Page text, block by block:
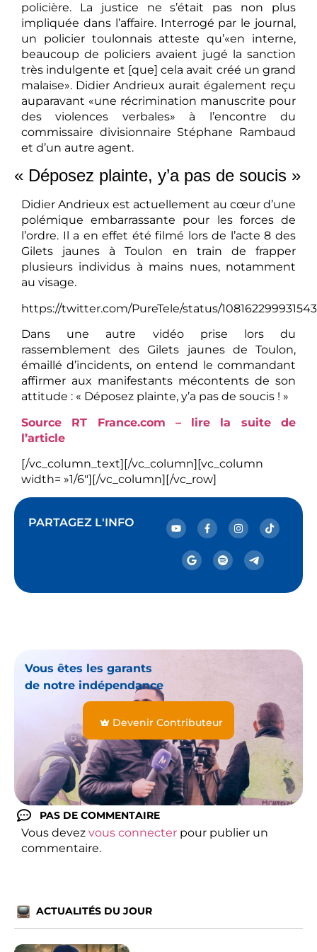
policière. La justice ne s’était pas non plus
impliquée dans l’affaire. Interrogé par le journal,
un policier toulonnais atteste qu’«en interne,
beaucoup de policiers avaient jugé la sanction
très indulgente et [que] cela avait créé un grand
malaise». Didier Andrieux aurait également reçu
auparavant «une récrimination manuscrite pour
des violences verbales» à l’encontre du
commissaire divisionnaire Stéphane Rambaud
et d’un autre agent.
« Déposez plainte, y’a pas de soucis »
Didier Andrieux est actuellement au cœur d’une
polémique embarrassante pour les forces de
l’ordre. Il a en effet été filmé lors de l’acte 8 des
Gilets jaunes à Toulon en train de frapper
plusieurs individus à mains nues, notamment
au visage.
https://twitter.com/PureTele/status/
Dans une autre vidéo prise lors du
rassemblement des Gilets jaunes de Toulon,
émaillé d’incidents, on entend le commandant
affirmer aux manifestants mécontents de son
attitude : « Déposez plainte, y’a pas de soucis ! »
Source RT France.com – lire la suite de
l’article
[/vc_column_text][/vc_column][vc_column
width= »1/6″][/vc_column][/vc_row]
PARTAGEZ L'INFO
Vous êtes les garants
de notre indépendance
Devenir Contributeur
PAS DE COMMENTAIRE
Vous devez vous connecter pour publier un
commentaire.
ACTUALITÉS DU JOUR